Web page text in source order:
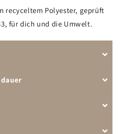
recyceltem Polyester, geprüft
für dich und die Umwelt.